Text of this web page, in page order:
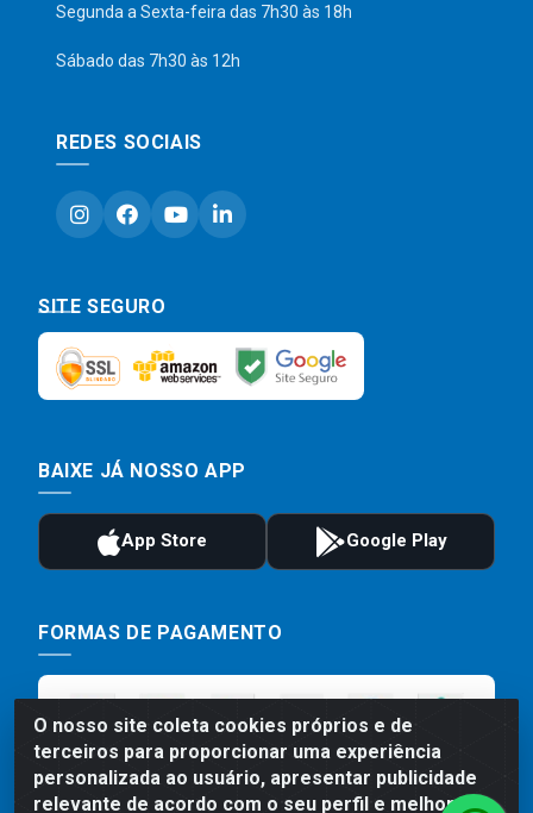
O nosso site coleta cookies próprios e de
terceiros para proporcionar uma experiência
personalizada ao usuário, apresentar publicidade
relevante de acordo com o seu perfil e melhorar a
Segunda a Sexta-feira das 7h30 às 18h
Sábado das 7h30 às 12h
REDES SOCIAIS
SITE SEGURO
BAIXE JÁ NOSSO APP
FORMAS DE PAGAMENTO